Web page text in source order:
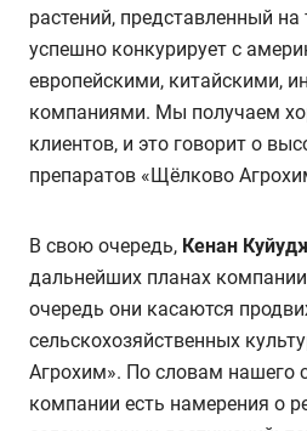
растений, представленный
успешно конкурирует с
европейскими, китайскими,
компаниями. Мы получаем
клиентов, и это говорит о
препаратов «Щёлково
В свою очередь, Кенан
дальнейших планах
очередь они касаются
сельскохозяйственных
Агрохим». По словам нашего
компании есть намерения о